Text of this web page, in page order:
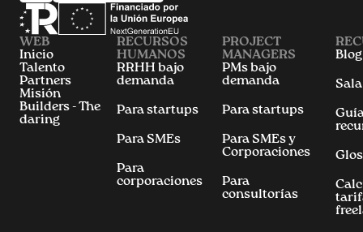
WEB
Inicio
Talento
Partners
Misión
Builders - The
daring
RECURSOS
HUMANOS
RRHH bajo
demanda
Para startups
Para SMEs
Para
corporaciones
PROJECT
MANAGERS
PMs bajo
demanda
Para startups
Para SMEs y
Corporaciones
Para
consultorías
Blog